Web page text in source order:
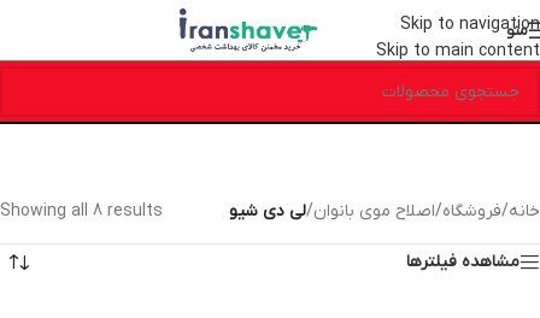
Skip to navigation
Skip to main content
منو
خانه/فروشگاه/اصلاح موی بانوان/لی دی شیو Showing all 8 results
مشاهده فیلترها